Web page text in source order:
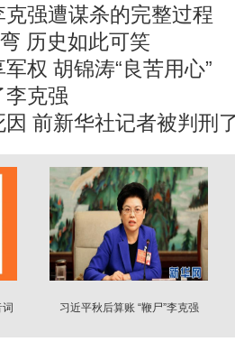
强遭谋杀的完整过程
历史如此可笑
权 胡锦涛“良苦用心”
李克强
前新华社记者被判刑
习近平秋后算账 “鞭尸”李克强